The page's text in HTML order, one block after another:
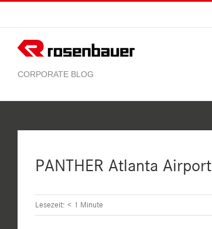
springen
PANTHER Atlanta Airport
Lesezeit: < 1 Minute